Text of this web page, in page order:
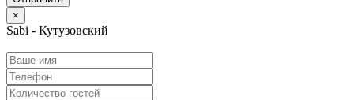
×
Sabi - Кутузовский